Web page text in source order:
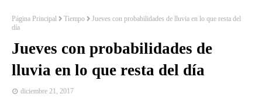
Página Principal Tiempo
Jueves con probabilidades de lluvia en lo que resta del
día
Jueves con probabilidades de
lluvia en lo que resta del día
diciembre 21, 2017